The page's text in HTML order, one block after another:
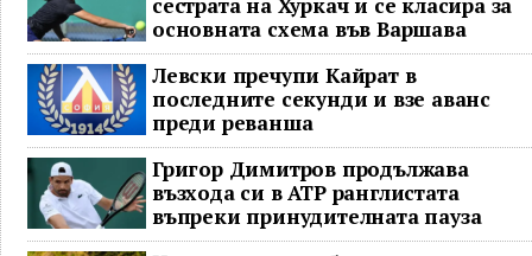
сестрата на Хуркач и се класира за
основната схема във Варшава
Левски пречупи Кайрат в
последните секунди и взе аванс
преди реванша
Григор Димитров продължава
възхода си в ATP ранглистата
въпреки принудителната пауза